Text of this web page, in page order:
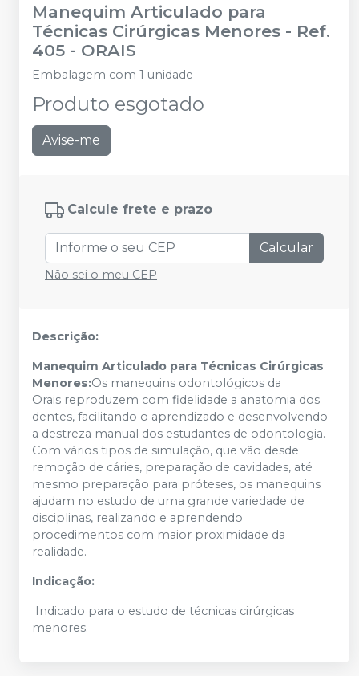
Manequim Articulado para
Técnicas Cirúrgicas Menores - Ref.
405 - ORAIS
Embalagem com 1 unidade
Produto esgotado
Avise-me
Calcule frete e prazo
Calcular
Não sei o meu CEP
Descrição:
Manequim Articulado para Técnicas Cirúrgicas
Menores:Os manequins odontológicos da
Orais reproduzem com fidelidade a anatomia dos
dentes, facilitando o aprendizado e desenvolvendo
a destreza manual dos estudantes de odontologia.
Com vários tipos de simulação, que vão desde
remoção de cáries, preparação de cavidades, até
mesmo preparação para próteses, os manequins
ajudam no estudo de uma grande variedade de
disciplinas, realizando e aprendendo
procedimentos com maior proximidade da
realidade.
Indicação:
Indicado para o estudo de técnicas cirúrgicas
menores.